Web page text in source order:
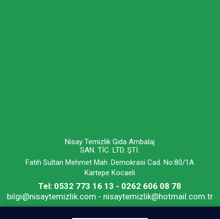
Nisay Temizlik Gıda Ambalaj
SAN. TİC. LTD. ŞTİ.
Fatih Sultan Mehmet Mah. Demokrasi Cad. No:80/1A
Kartepe Kocaeli
Tel: 0532 773 16 13 - 0262 606 08 78
bilgi@nisaytemizlik.com - nisaytemizlik@hotmail.com.tr